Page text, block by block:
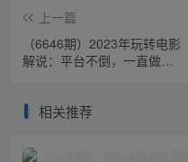
上一篇
（6646期）2023年玩转电影
解说：平台不倒，一直做到
相关推荐